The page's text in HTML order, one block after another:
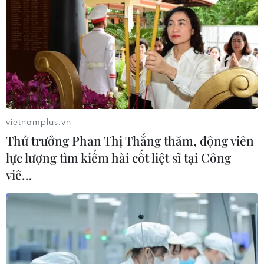
TIN LIÊN QUAN
vietnamplus.vn
Thứ trưởng Phan Thị Thắng thăm, động viên
lực lượng tìm kiếm hài cốt liệt sĩ tại Công
viê…